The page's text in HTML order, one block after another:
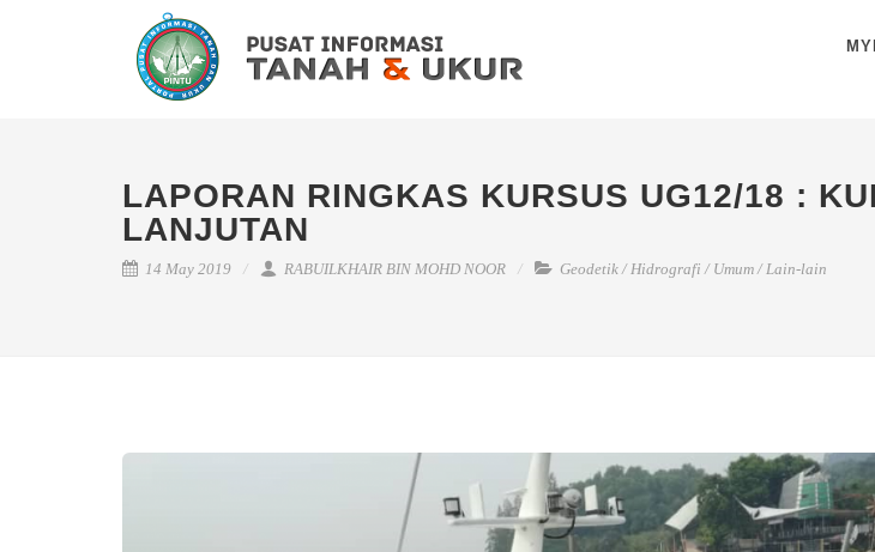
LAPORAN RINGKAS KURSUS UG12/18 :
LANJUTAN
14 May 2019 RABUILKHAIR BIN MOHD NOOR Geodetik/Hidrografi / Umum/Lain-lain